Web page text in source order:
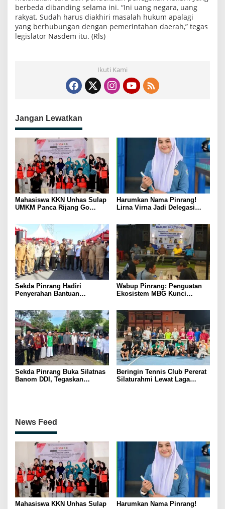
berbeda dibanding selama ini. “Ini uang negara, uang
rakyat. Sudah harus diakhiri masalah hukum apalagi
yang berhubungan dengan pemerintahan daerah,” tegas
legislator Nasdem itu. (Rls)
Ikuti Kami
Jangan Lewatkan
Mahasiswa KKN Unhas Sulap
UMKM Panca Rijang Go
Antusias Ikuti Pelatihan
Harumkan Nama Pinrang!
Lirna Virna Jadi Delegasi
Indonesia 2026
Sekda Pinrang Hadiri
Penyerahan Bantuan
Dukung Swasembada Pangan
Wabup Pinrang: Penguatan
Ekosistem MBG Kunci
Kerakyatan
Sekda Pinrang Buka Silatnas
Banom DDI, Tegaskan
Beringin Tennis Club Pererat
Silaturahmi Lewat Laga
News Feed
Mahasiswa KKN Unhas Sulap
Harumkan Nama Pinrang!